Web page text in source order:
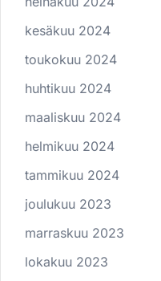
kesäkuu 2024
toukokuu 2024
huhtikuu 2024
maaliskuu 2024
helmikuu 2024
tammikuu 2024
joulukuu 2023
marraskuu 2023
lokakuu 2023